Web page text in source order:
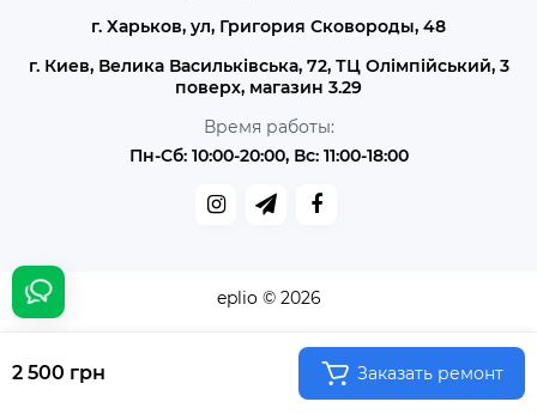
2 500 грн Заказать ремонт
г. Харьков, ул, Григория Сковороды, 48
г. Киев, Велика Васильківська, 72, ТЦ Олімпійський, 3
поверх, магазин 3.29
Время работы:
Пн-Сб: 10:00-20:00, Вс: 11:00-18:00
eplio © 2026